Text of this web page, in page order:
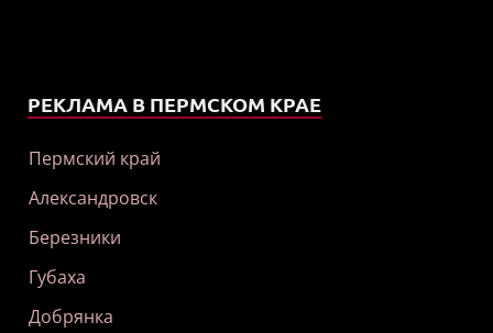
РЕКЛАМА В ПЕРМСКОМ КРАЕ
Пермский край
Александровск
Березники
Губаха
Добрянка